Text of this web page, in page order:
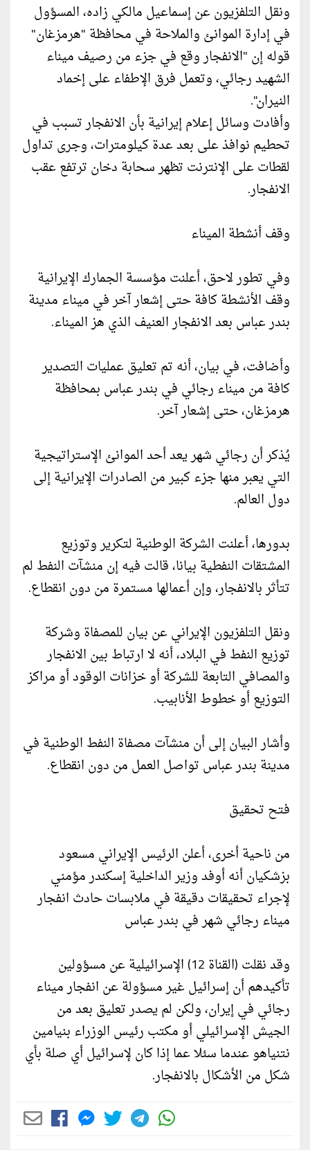
ونقل التلفزيون عن إسماعيل مالكي زاده، المسؤول
في إدارة الموانئ والملاحة في محافظة "هرمزغان"
قوله إن "الانفجار وقع في جزء من رصيف ميناء
الشهيد رجائي، وتعمل فرق الإطفاء على إخماد
النيران".
وأفادت وسائل إعلام إيرانية بأن الانفجار تسبب في
تحطيم نوافذ على بعد عدة كيلومترات، وجرى تداول
لقطات على الإنترنت تظهر سحابة دخان ترتفع عقب
الانفجار.
وقف أنشطة الميناء
وفي تطور لاحق، أعلنت مؤسسة الجمارك الإيرانية
وقف الأنشطة كافة حتى إشعار آخر في ميناء مدينة
بندر عباس بعد الانفجار العنيف الذي هز الميناء.
وأضافت، في بيان، أنه تم تعليق عمليات التصدير
كافة من ميناء رجائي في بندر عباس بمحافظة
هرمزغان، حتى إشعار آخر.
يُذكر أن رجائي شهر يعد أحد الموانئ الإستراتيجية
التي يعبر منها جزء كبير من الصادرات الإيرانية إلى
دول العالم.
بدورها، أعلنت الشركة الوطنية لتكرير وتوزيع
المشتقات النفطية بيانا، قالت فيه إن منشآت النفط لم
تتأثر بالانفجار، وإن أعمالها مستمرة من دون انقطاع.
ونقل التلفزيون الإيراني عن بيان للمصفاة وشركة
توزيع النفط في البلاد، أنه لا ارتباط بين الانفجار
والمصافي التابعة للشركة أو خزانات الوقود أو مراكز
التوزيع أو خطوط الأنابيب.
وأشار البيان إلى أن منشآت مصفاة النفط الوطنية في
مدينة بندر عباس تواصل العمل من دون انقطاع.
فتح تحقيق
من ناحية أخرى، أعلن الرئيس الإيراني مسعود
بزشكيان أنه أوفد وزير الداخلية إسكندر مؤمني
لإجراء تحقيقات دقيقة في ملابسات حادث انفجار
ميناء رجائي شهر في بندر عباس
وقد نقلت (القناة 12) الإسرائيلية عن مسؤولين
تأكيدهم أن إسرائيل غير مسؤولة عن انفجار ميناء
رجائي في إيران، ولكن لم يصدر تعليق بعد من
الجيش الإسرائيلي أو مكتب رئيس الوزراء بنيامين
نتنياهو عندما سئلا عما إذا كان لإسرائيل أي صلة بأي
شكل من الأشكال بالانفجار.